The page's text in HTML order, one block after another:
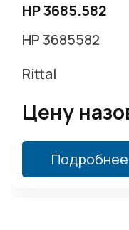
HP 3685.582
HP 3685582
Rittal
Цену
Подробнее